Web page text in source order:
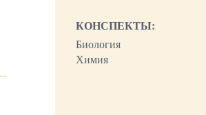
КОНСПЕКТЫ:
Биология
Химия